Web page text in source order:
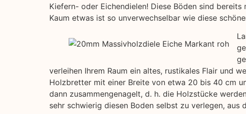
Kiefern- oder Eichendielen! Diese Böden sind
Kaum etwas ist so unverwechselbar wie diese
verleihen Ihrem Raum ein altes, rustikales Flair und
Holzbretter mit einer Breite von etwa 20 bis 40 cm
dann zusammengenagelt, d. h. die Holzstücke
sehr schwierig diesen Boden selbst zu verlegen, aus